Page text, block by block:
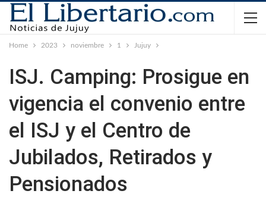
Home 2023 noviembre 1 Jujuy
ISJ. Camping: Prosigue en
vigencia el convenio entre
el ISJ y el Centro de
Jubilados, Retirados y
Pensionados